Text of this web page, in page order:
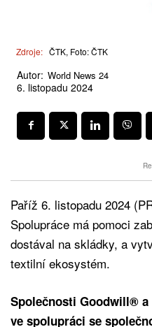
Zdroje: ČTK, Foto: ČTK
Autor: World News 24
6. listopadu 2024
Paříž 6. listopadu 2024
Spolupráce má pomoci
dostával na skládky, a
textilní ekosystém.
Společnosti Goodwill®
ve spolupráci se